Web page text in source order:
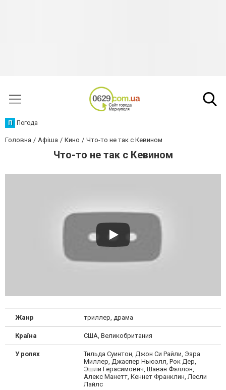
П Погода
Головна Афіша Кино Что-то не так с Кевином
Что-то не так с Кевином
Жанр триллер, драма
Країна США, Великобритания
У ролях
Тильда Суинтон, Джон Си Райли, Эзра
Миллер, Джаспер Ньюэлл, Рок Дер,
Эшли Герасимович, Шаван Фэллон,
Алекс Манетт, Кеннет Франклин, Лесли
Лайлс